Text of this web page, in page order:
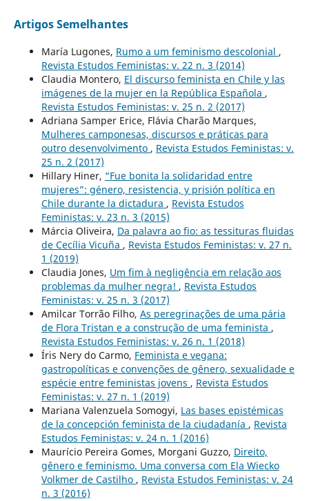
Artigos Semelhantes
María Lugones, Rumo a um feminismo descolonial ,
Revista Estudos Feministas: v. 22 n. 3 (2014)
Claudia Montero, El discurso feminista en Chile y las
imágenes de la mujer en la República Española ,
Revista Estudos Feministas: v. 25 n. 2 (2017)
Adriana Samper Erice, Flávia Charão Marques,
Mulheres camponesas, discursos e práticas para
outro desenvolvimento , Revista Estudos Feministas: v.
25 n. 2 (2017)
Hillary Hiner, “Fue bonita la solidaridad entre
mujeres”: género, resistencia, y prisión política en
Chile durante la dictadura , Revista Estudos
Feministas: v. 23 n. 3 (2015)
Márcia Oliveira, Da palavra ao fio: as tessituras fluidas
de Cecília Vicuña , Revista Estudos Feministas: v. 27 n.
1 (2019)
Claudia Jones, Um fim à negligência em relação aos
problemas da mulher negra! , Revista Estudos
Feministas: v. 25 n. 3 (2017)
Amilcar Torrão Filho, As peregrinações de uma pária
de Flora Tristan e a construção de uma feminista ,
Revista Estudos Feministas: v. 26 n. 1 (2018)
Íris Nery do Carmo, Feminista e vegana:
gastropolíticas e convenções de gênero, sexualidade e
espécie entre feministas jovens , Revista Estudos
Feministas: v. 27 n. 1 (2019)
Mariana Valenzuela Somogyi, Las bases epistémicas
de la concepción feminista de la ciudadanía , Revista
Estudos Feministas: v. 24 n. 1 (2016)
Maurício Pereira Gomes, Morgani Guzzo, Direito,
gênero e feminismo. Uma conversa com Ela Wiecko
Volkmer de Castilho , Revista Estudos Feministas: v. 24
n. 3 (2016)